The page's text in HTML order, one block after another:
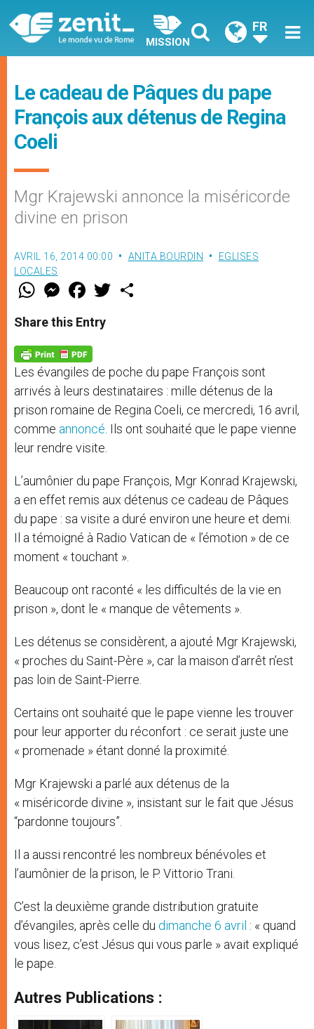
MISSION
FR
Le cadeau de Pâques du pape
François aux détenus de Regina
Coeli
Mgr Krajewski annonce la miséricorde
divine en prison
AVRIL 16, 2014 00:00 ANITA BOURDIN
EGLISES
LOCALES
W
t
s
p
p
M
e
s
e
g
e
r
F
a
e
b
o
k
w
Share this Entry
Les évangiles de poche du pape François sont
arrivés à leurs destinataires : mille détenus de la
prison romaine de Regina Coeli, ce mercredi, 16 avril,
comme annoncé . Ils ont souhaité que le pape vienne
leur rendre visite.
L’aumônier du pape François, Mgr Konrad Krajewski,
a en effet remis aux détenus ce cadeau de Pâques
du pape : sa visite a duré environ une heure et demi.
Il a témoigné à Radio Vatican de « l’émotion » de ce
moment « touchant ».
Beaucoup ont raconté « les difficultés de la vie en
prison », dont le « manque de vêtements ».
Les détenus se considèrent, a ajouté Mgr Krajewski,
« proches du Saint-Père », car la maison d’arrêt n’est
pas loin de Saint-Pierre.
Certains ont souhaité que le pape vienne les trouver
pour leur apporter du réconfort : ce serait juste une
« promenade » étant donné la proximité.
Mgr Krajewski a parlé aux détenus de la
« miséricorde divine », insistant sur le fait que Jésus
“pardonne toujours”.
Il a aussi rencontré les nombreux bénévoles et
l’aumônier de la prison, le P. Vittorio Trani.
C’est la deuxième grande distribution gratuite
d’évangiles, après celle du dimanche 6 avril : « quand
vous lisez, c’est Jésus qui vous parle » avait expliqué
le pape.
Autres Publications :